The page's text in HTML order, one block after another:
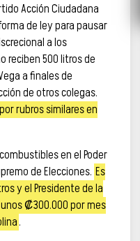
Acción Ciudadana
de ley para pausar
a los
reciben 500 litros de
a finales de
de otros colegas.
rubros similares en
en el Poder
de Elecciones. Es
y el Presidente de la
₡300.000 por mes
.